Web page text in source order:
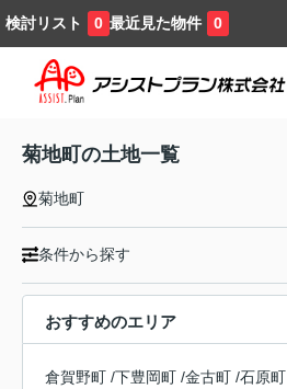
検討リスト 0 最近見た物件 0
菊地町の土地一覧
菊地町
条件から探す
おすすめのエリア
倉賀野町 /下豊岡町 /金古町 /石原町